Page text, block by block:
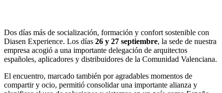
Dos días más de socialización, formación y confort sostenible con
Diasen Experience. Los días 26 y 27 septiembre, la sede de nuestra
empresa acogió a una importante delegación de arquitectos
españoles, aplicadores y distribuidores de la Comunidad Valenciana.
El encuentro, marcado también por agradables momentos de
compartir y ocio, permitió consolidar una importante alianza y